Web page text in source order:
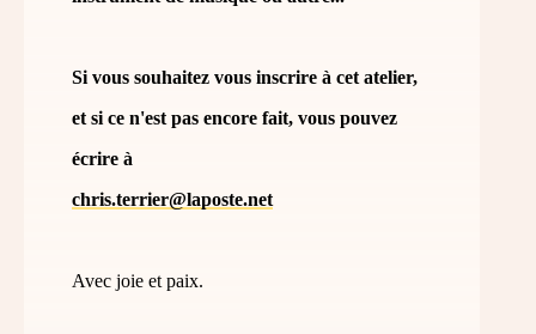
Si vous souhaitez vous inscrire à cet atelier,
et si ce n'est pas encore fait, vous pouvez
écrire à
chris.terrier@laposte.net
Avec joie et paix.